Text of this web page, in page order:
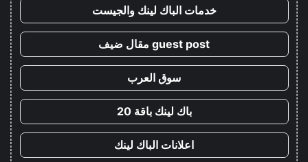
خدمات الباك لينك والجيست
guest post مقال ضيف
سوق العرب
باك لينك باقة 20
اعلانات الباك لينك